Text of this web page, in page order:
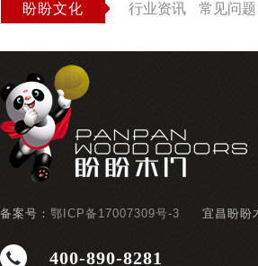
盼盼文化 行业资讯 常见问题
备案号： 鄂ICP备17007309号-3 宜昌盼盼
400-890-8281